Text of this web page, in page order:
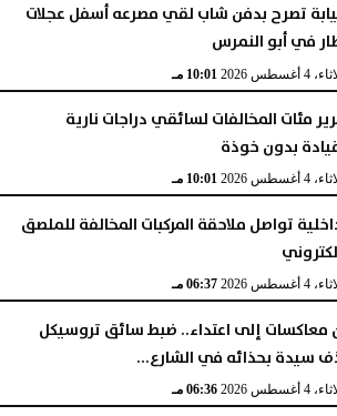
تصرح بدفن شاب لقي مصرعه أسفل عجلات
في أبو النمرس
أغسطس 2026 10:01 مـ
مئات المخالفات لسائقي دراجات نارية
بدون خوذة
4 أغسطس 2026 10:01 مـ
تواصل ملاحقة المركبات المخالفة للملصق
4 أغسطس 2026 06:37 مـ
معاكسات إلى اعتداء.. ضبط سائق تروسيكل
سيدة بحذائه في الشارع...
4 أغسطس 2026 06:36 مـ